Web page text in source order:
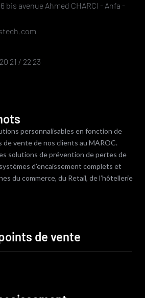
bis avenue Ahmed CHARCI - Anfa -
21 / 22 23
personnalisables en fonction de
de vente de nos clients au MAROC.
solutions de prévention de pertes de
d’encaissement complets et
du commerce, du Retail, de l’hôtellerie
de vente